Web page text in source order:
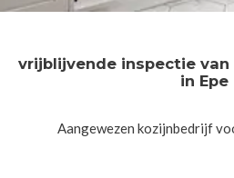
vrijblijvende inspectie
in Epe
Aangewezen kozijnbedrijf